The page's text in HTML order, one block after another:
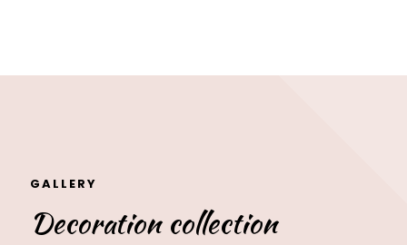
GALLERY
Decoration collection